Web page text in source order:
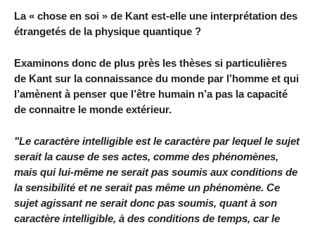
La « chose en soi » de Kant est-elle une interprétation des
étrangetés de la physique quantique ?
Examinons donc de plus près les thèses si particulières
de Kant sur la connaissance du monde par l’homme et qui
l’amènent à penser que l’être humain n’a pas la capacité
de connaitre le monde extérieur.
"Le caractère intelligible est le caractère par lequel le sujet
serait la cause de ses actes, comme des phénomènes,
mais qui lui-même ne serait pas soumis aux conditions de
la sensibilité et ne serait pas même un phénomène. Ce
sujet agissant ne serait donc pas soumis, quant à son
caractère intelligible, à des conditions de temps, car le